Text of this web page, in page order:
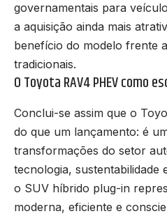
governamentais para
a aquisição ainda mais
benefício do modelo frente
tradicionais.
O Toyota RAV4 PHEV como
Conclui-se assim que o
do que um lançamento: é
transformações do setor
tecnologia, sustentabilidade
o SUV híbrido plug-in
moderna, eficiente e